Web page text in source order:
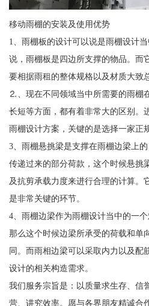
移动雨棚的安装及使用优势
1、雨棚板的设计可以说是雨棚设计
说，雨棚板是四边所支撑的物品。而
要相据雨租的整体规格以及材质大致
⒉、现在不同领域当中所需要的雨棚
长短等方面，都有着非常大的区别。
雨棚设计方案，关键的是选择一家正
3、雨棚悬挑梁是支撑在雨棚边梁上
传递过来的部分荷款，这个时候悬挑
及抗剪承载力度来进行合理的计算。
是非常关键的环节。
4、雨棚边梁作为雨棚设计当中的一
那么这个时候边梁所承受的荷载和单
同。而雨相边梁可以采取内力以及配
设计的相关构造需求。
我们服务宗旨是：以质量求生存、信
营、讲究效率。愿与各界朋友精诚合